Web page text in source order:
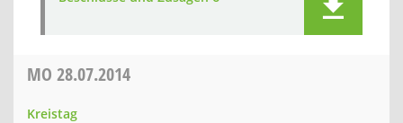
MO 28.07.2014
Kreistag